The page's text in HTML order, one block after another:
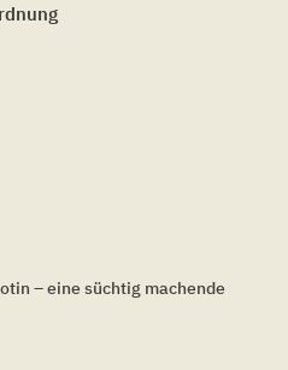
– eine süchtig machende